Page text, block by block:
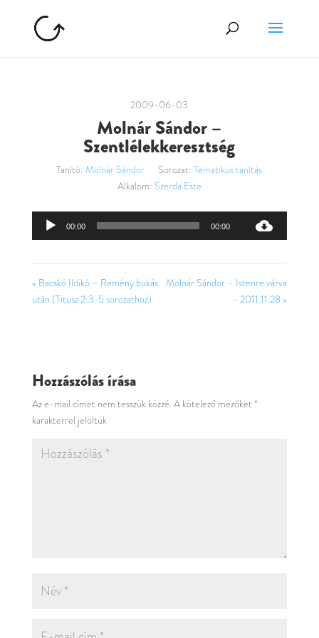
2009-06-03
Molnár Sándor –
Szentlélekkeresztség
Tanító: Molnár Sándor Sorozat: Tematikus tanítás
Alkalom: Szerda Este
Audió
00:00 00:00
« Bacskó Ildikó – Remény bukás
után (Titusz 2:3-5 sorozathoz)
Molnár Sándor – Istenre várva
– 2011.11.28 »
Hozzászólás írása
Az e-mail címet nem tesszük közzé. A kötelező mezőket *
karakterrel jelöltük